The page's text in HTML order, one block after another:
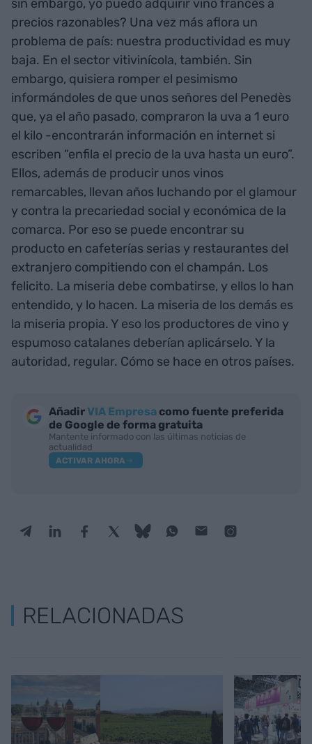
sin embargo, yo puedo adquirir vino francés a
precios razonables? Una vez más aflora un
problema de país: nuestra productividad es muy
baja. En el sector vitivinícola, también. Sin
embargo, quisiera romper el pesimismo
informándoles de que unos señores del Penedès
que, ya el año pasado, compraron la uva a 1 euro
el kilo -encontrarán información en internet si
escriben “enfila el precio de la uva hasta un euro”.
Ellos, además de producir unos vinos
remarcables, llevan años luchando por el glamour
y contra la precariedad social y económica de la
comarca. Por eso se puede encontrar su
producto en cafeterías serias y restaurantes del
extranjero compitiendo con el champán. Los
felicito. La miseria debe combatirse, y ellos lo han
entendido, y lo hacen. La miseria de los demás es
la miseria propia. Y eso los productores de vino y
espumoso catalanes deberían aplicárselo. Y la
autoridad, regular. Cómo se hace en otros países.
AñadirVIA Empresa como fuente preferida
de Google de forma gratuita
Mantente informado con las últimas noticias de
actualidad
ACTIVAR AHORA
RELACIONADAS